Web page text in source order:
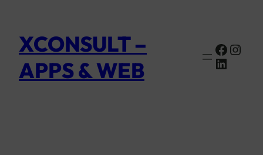
XCONSULT –
APPS & WEB